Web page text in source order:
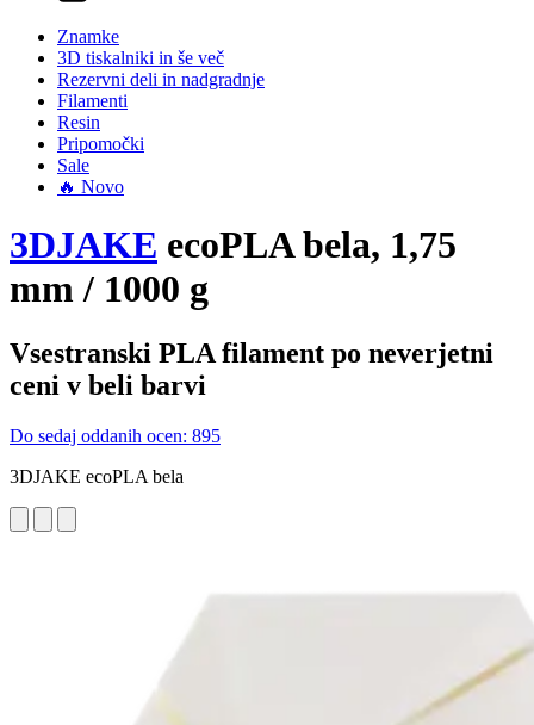
Znamke
3D tiskalniki in še več
Rezervni deli in nadgradnje
Filamenti
Resin
Pripomočki
Sale
🔥 Novo
3DJAKE ecoPLA bela, 1,75
mm / 1000 g
Vsestranski PLA filament po neverjetni
ceni v beli barvi
Do sedaj oddanih ocen: 895
3DJAKE ecoPLA bela